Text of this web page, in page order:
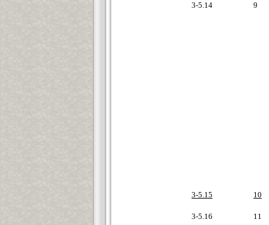
3-5.14 9
3-5.15 10
3-5.16 11